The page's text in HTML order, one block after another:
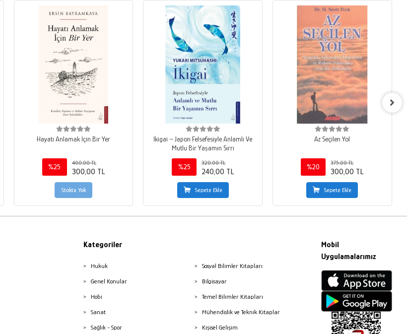
Hayatı Anlamak İçin Bir Yer
%25
400,00 TL
300,00 TL
Stokta Yok
İkigai – Japon Felsefesiyle Anlamlı Ve
Mutlu Bir Yaşamın Sırrı
%25
320,00 TL
240,00 TL
Sepete Ekle
Az Seçilen Yol
%20
375,00 TL
300,00 TL
Sepete Ekle
Kategoriler
Hukuk
Genel Konular
Hobi
Sanat
Sağlık - Spor
Sosyal Bilimler Kitapları
Bilgisayar
Temel Bilimler Kitapları
Mühendislik ve Teknik Kitaplar
Kişisel Gelişim
Mobil
Uygulamalarımız